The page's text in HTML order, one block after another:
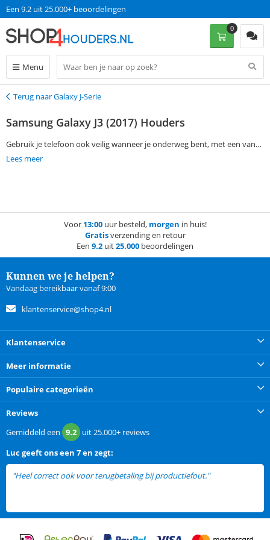
Een 9.2 uit 25.000+ beoordelingen
Menu
0
Terug
Terug naar Galaxy J-Serie
Samsung Galaxy J3 (2017) Houders
Gebruik je telefoon ook veilig wanneer je onderweg bent, met een van
onze Samsung Galaxy J3 (2017) houders! Gebruik de filtermogelijkheden
Lees meer
Voor 13:00uur besteld, morgen in huis!
Gratisverzending en retour
Een 9.2 uit25.000 beoordelingen
Kunnen we je helpen?
Vandaag bereikbaar vanaf 9:00
klantenservice@shop4.nl
Klantenservice
Meer informatie
Populaire categorieën
Reviews
Gemiddeld een 9.2 uit25.000+ reviews
Lucgeeft ons een 7 en zegt:
"Heel correct ook voor terugbetaling bij productiefout."